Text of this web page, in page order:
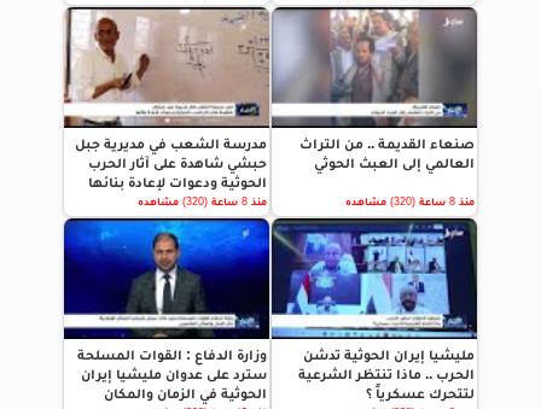
صنعاء القديمة .. من التراث
العالمي إلى العبث الحوثي
منذ 8 ساعة (320) مشاهده
مدرسة الشعب في مديرية جبل
حبشي شاهدة على آثار الحرب
الحوثية ودعوات لإعادة بنائها
منذ 8 ساعة (320) مشاهده
مليشيا إيران الحوثية تدشن
الحرب .. ماذا تنتظر الشرعية
لتتحرك عسكرياً ؟
وزارة الدفاع : القوات المسلحة
سترد على عدوان مليشيا إيران
الحوثية في الزمان والمكان